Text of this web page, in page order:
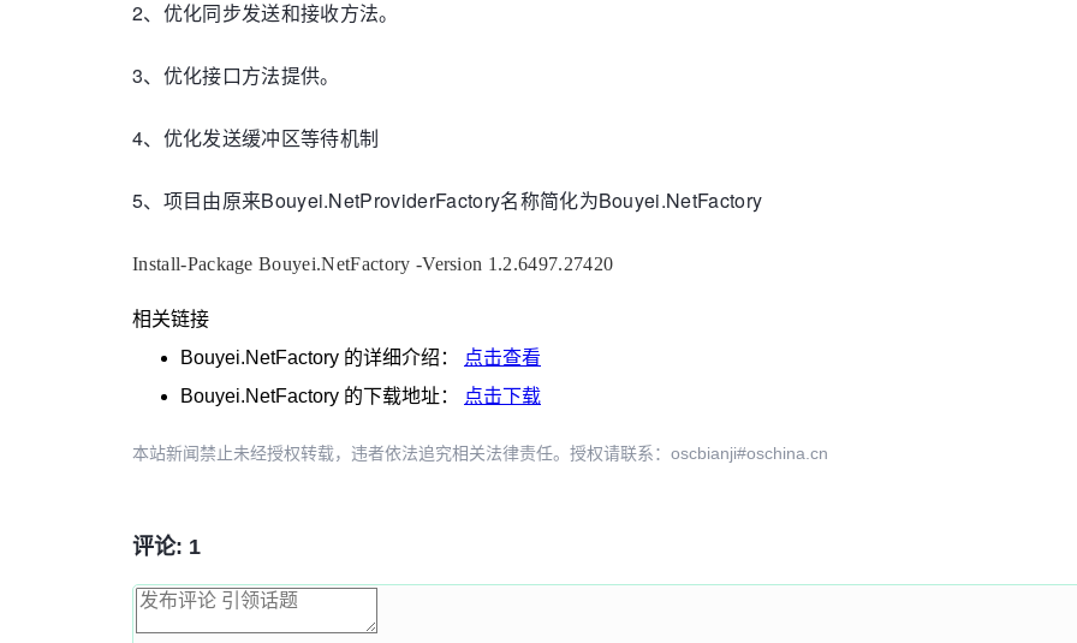
2、优化同步发送和接收方法。
3、优化接口方法提供。
4、优化发送缓冲区等待机制
5、项目由原来Bouyei.NetProviderFactory名称简化为Bouyei.NetFactory
Install-Package Bouyei.NetFactory -Version 1.2.6497.27420
相关链接
Bouyei.NetFactory 的详细介绍：
点击查看
Bouyei.NetFactory 的下载地址： 点击下载
本站新闻禁止未经授权转载，违者依法追究相关法律责任。授权请联系：oscbianji#oschina.cn
评论: 1